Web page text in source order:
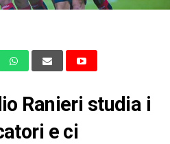
Ranieri studia i
e ci